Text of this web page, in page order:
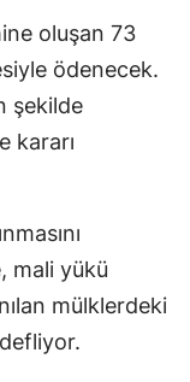
oluşan 73
ödenecek.
şekilde
kararı
mali yükü
mülklerdeki